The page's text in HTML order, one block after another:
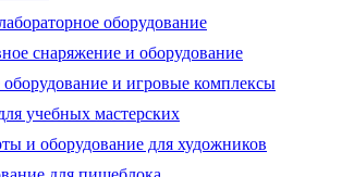
оборудование
снаряжение и оборудование
и игровые комплексы
учебных мастерских
и оборудование для художников